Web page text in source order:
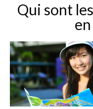
Qui sont